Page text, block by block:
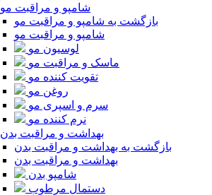
شامپو و مراقبت مو
بازگشت به شامپو و مراقبت مو
شامپو و مراقبت مو
لوسیون مو
ماسک و مراقبت مو
تقویت کننده مو
روغن مو
سرم و اسپری مو
نرم کننده مو
بهداشت و مراقبت بدن
بازگشت به بهداشت و مراقبت بدن
بهداشت و مراقبت بدن
شامپو بدن
دستمال مرطوب